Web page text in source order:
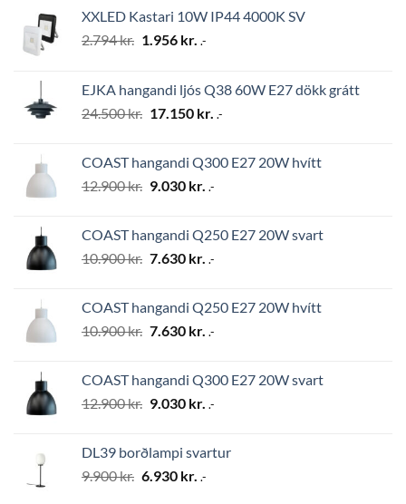
XXLED Kastari 10W IP44 4000K SV
2.794kr. Original
2.794 kr..
1.956 kr. Current
1.956 kr..
.-
EJKA hangandi ljós Q38 60W E27 dökk grátt
24.500kr. Original
24.500 kr..
17.150 kr. Current
17.150 kr..
.-
COAST hangandi Q300 E27 20W hvítt
12.900kr. Original
12.900 kr..
9.030 kr. Current
9.030 kr..
.-
COAST hangandi Q250 E27 20W svart
10.900kr. Original
10.900 kr..
7.630 kr. Current
7.630 kr..
.-
COAST hangandi Q250 E27 20W hvítt
10.900kr. Original
10.900 kr..
7.630 kr. Current
7.630 kr..
.-
COAST hangandi Q300 E27 20W svart
12.900kr. Original
12.900 kr..
9.030 kr. Current
9.030 kr..
.-
DL39 borðlampi svartur
9.900kr. Original
6.930 kr. Current
.-